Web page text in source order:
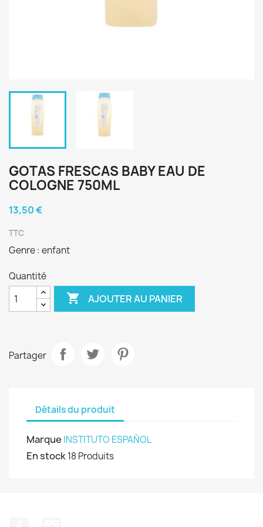
GOTAS FRESCAS BABY EAU DE
COLOGNE 750ML
13,50 €
TTC
Genre : enfant
Quantité
 AJOUTER AU PANIER
Partager
Détails du produit
Marque INSTITUTO ESPAÑOL
En stock18 Produits